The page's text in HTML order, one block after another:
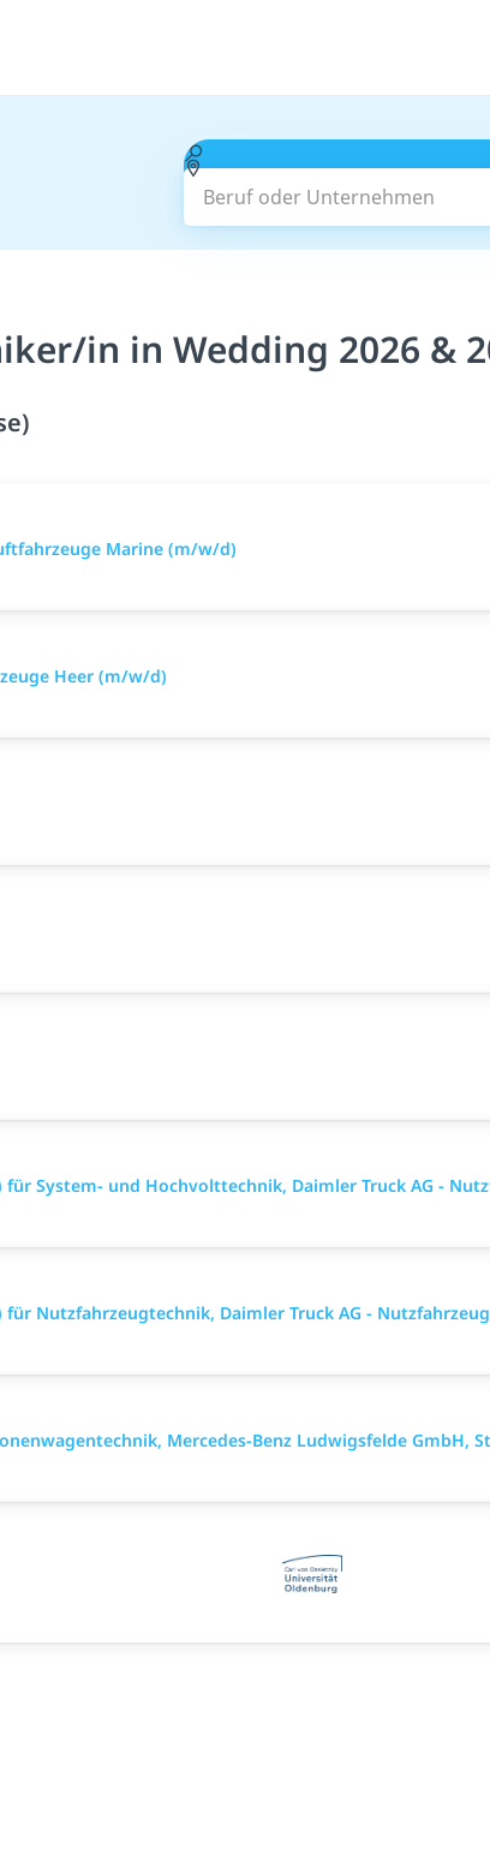
Beruf oder Unternehmen
in in Wedding 2026 &
Marine (m/w/d)
Heer (m/w/d)
System- und Hochvolttechnik, Daimler Truck AG -
Nutzfahrzeugtechnik, Daimler Truck AG -
Mercedes-Benz Ludwigsfelde GmbH,